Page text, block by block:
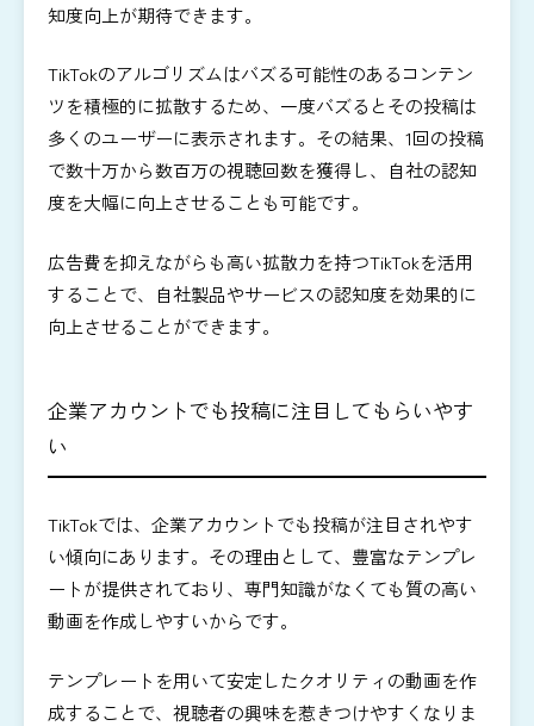
知度向上が期待できます。
TikTokのアルゴリズムはバズる可能性のあるコンテン
ツを積極的に拡散するため、一度バズるとその投稿は
多くのユーザーに表示されます。その結果、1回の投稿
で数十万から数百万の視聴回数を獲得し、自社の認知
度を大幅に向上させることも可能です。
広告費を抑えながらも高い拡散力を持つTikTokを活用
することで、自社製品やサービスの認知度を効果的に
向上させることができます。
企業アカウントでも投稿に注目してもらいやす
い
TikTokでは、企業アカウントでも投稿が注目されやす
い傾向にあります。その理由として、豊富なテンプレ
ートが提供されており、専門知識がなくても質の高い
動画を作成しやすいからです。
テンプレートを用いて安定したクオリティの動画を作
成することで、視聴者の興味を惹きつけやすくなりま